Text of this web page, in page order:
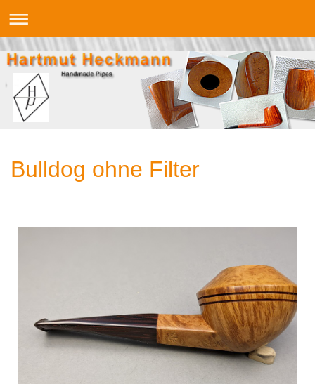
Bulldog ohne Filter